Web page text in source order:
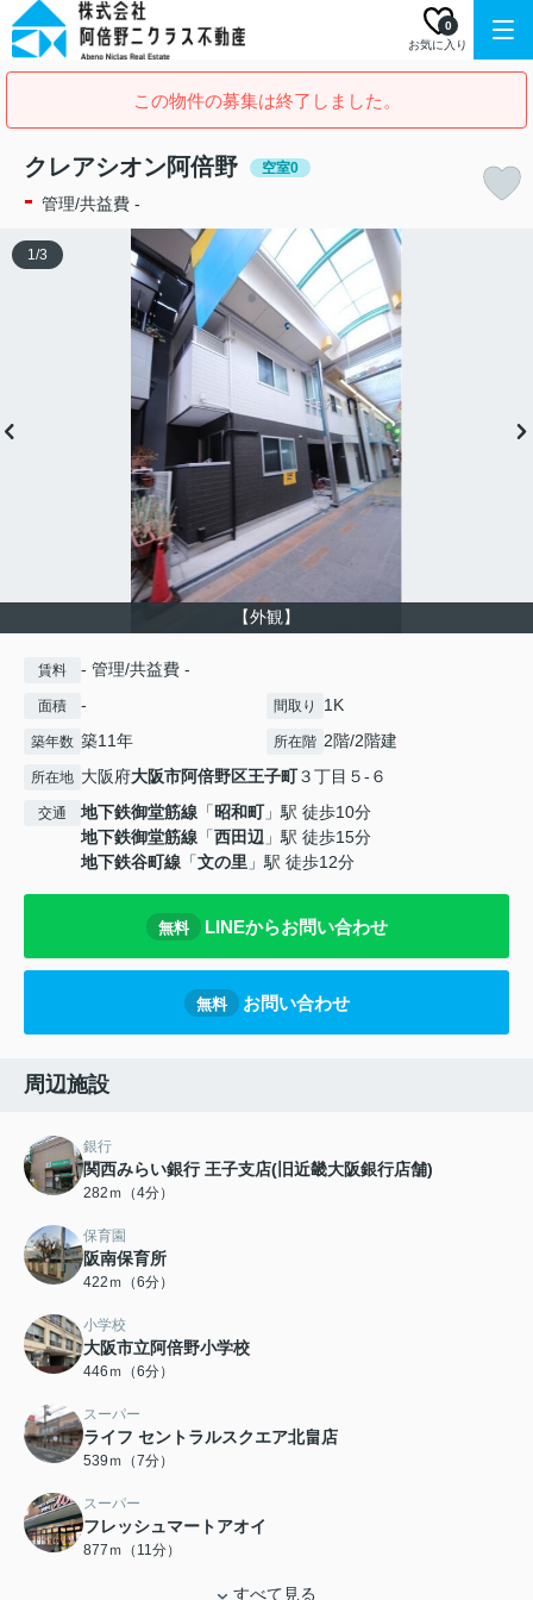
お気に入り
0
この物件の募集は終了しました。
クレアシオン阿倍野 空室0
- 管理/共益費 -
【外観】
1/3
賃料 - 管理/共益費 -
面積 - 間取り 1K
築年数 築11年 所在階 2階/2階建
所在地 大阪府大阪市阿倍野区王子町３丁目５-６
交通 地下鉄御堂筋線 「昭和町」駅 徒歩10分
地下鉄御堂筋線 「西田辺 」駅 徒歩15分
地下鉄谷町線 「文の里 」駅 徒歩12分
無料 LINEからお問い合わせ
無料 お問い合わせ
周辺施設
銀行
関西みらい銀行 王子支店(旧近畿大阪銀行店舗)
282ｍ（4分）
保育園
阪南保育所
422ｍ（6分）
小学校
大阪市立阿倍野小学校
446ｍ（6分）
スーパー
ライフ セントラルスクエア北畠店
539ｍ（7分）
スーパー
フレッシュマートアオイ
877ｍ（11分）
すべて見る